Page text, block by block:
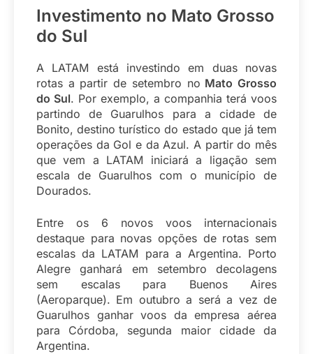
Investimento no Mato Grosso
do Sul
A LATAM está investindo em duas novas
rotas a partir de setembro no Mato Grosso
do Sul. Por exemplo, a companhia terá voos
partindo de Guarulhos para a cidade de
Bonito, destino turístico do estado que já tem
operações da Gol e da Azul. A partir do mês
que vem a LATAM iniciará a ligação sem
escala de Guarulhos com o município de
Dourados.
Entre os 6 novos voos internacionais
destaque para novas opções de rotas sem
escalas da LATAM para a Argentina. Porto
Alegre ganhará em setembro decolagens
sem escalas para Buenos Aires
(Aeroparque). Em outubro a será a vez de
Guarulhos ganhar voos da empresa aérea
para Córdoba, segunda maior cidade da
Argentina.